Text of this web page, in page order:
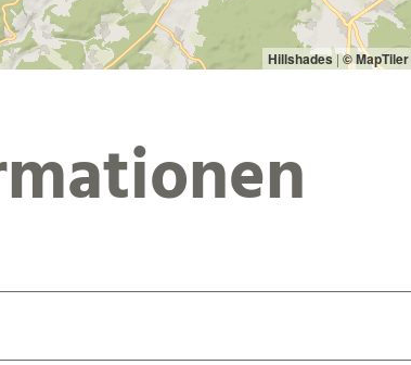
Hillshades|© MapTiler